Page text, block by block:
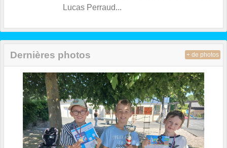
Lucas Perraud...
Dernières photos + de photos